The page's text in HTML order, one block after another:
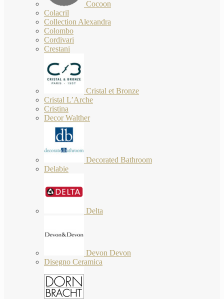
Cocoon
Colacril
Collection Alexandra
Colombo
Cordivari
Crestani
Cristal et Bronze
Cristal L’Arche
Cristina
Decor Walther
Decorated Bathroom
Delabie
Delta
Devon Devon
Disegno Ceramica